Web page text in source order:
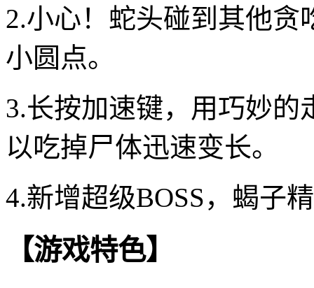
2.小心！蛇头碰到其他
小圆点。
3.长按加速键，用巧妙
以吃掉尸体迅速变长。
4.新增超级BOSS，蝎子
【游戏特色】